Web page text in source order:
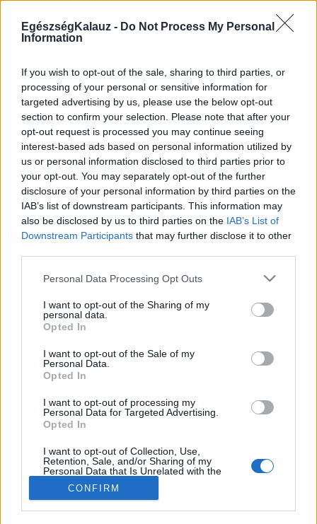
EgészségKalauz - Do Not Process My Personal
Information
If you wish to opt-out of the sale, sharing to third parties, or
processing of your personal or sensitive information for
targeted advertising by us, please use the below opt-out
section to confirm your selection. Please note that after your
opt-out request is processed you may continue seeing
interest-based ads based on personal information utilized by
us or personal information disclosed to third parties prior to
your opt-out. You may separately opt-out of the further
disclosure of your personal information by third parties on the
IAB’s list of downstream participants. This information may
also be disclosed by us to third parties on the IAB’s List of
Downstream Participants that may further disclose it to other
Please note that this website/app uses one or more Google
not limited to your visit or usage behaviour. You may click to
grant or deny consent to Google and its third-party tags to
use your data for below specified purposes in below Google
consent section.
Personal Data Processing Opt Outs
I want to opt-out of the Sharing of my
personal data.
Opted In
I want to opt-out of the Sale of my
Personal Data.
Opted In
I want to opt-out of processing my
Personal Data for Targeted Advertising.
Opted In
I want to opt-out of Collection, Use,
Retention, Sale, and/or Sharing of my
Personal Data that Is Unrelated with the
Purposes for which it was collected.
Opted Out
CONFIRM
Betegségek A-Z
Tünet
Vizsgálat
Kezelés
Életmódváltás
Kutatás
Prevenció
Hírek
Videók
Kisállatok egészsége
#orvosmeteorológia#vérnyomás#stroke
#rákbetegség
Regisztráció
Húsvét
Húsvét